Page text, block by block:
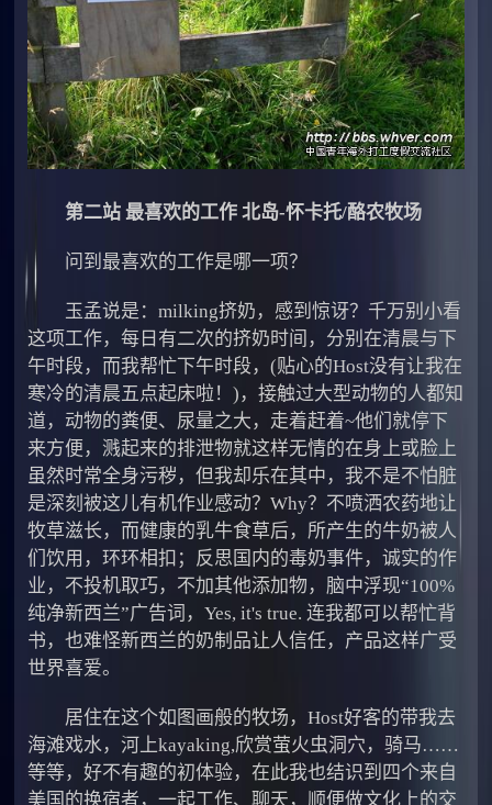
第二站 最喜欢的工作 北岛-怀卡托/酪农牧场
问到最喜欢的工作是哪一项？
玉孟说是：milking挤奶，感到惊讶？千万别小看
这项工作，每日有二次的挤奶时间，分别在清晨与下
午时段，而我帮忙下午时段，(贴心的Host没有让我在
寒冷的清晨五点起床啦！)，接触过大型动物的人都知
道，动物的粪便、尿量之大，走着赶着~他们就停下
来方便，溅起来的排泄物就这样无情的在身上或脸上
虽然时常全身污秽，但我却乐在其中，我不是不怕脏
是深刻被这儿有机作业感动？Why？不喷洒农药地让
牧草滋长，而健康的乳牛食草后，所产生的牛奶被人
们饮用，环环相扣；反思国内的毒奶事件，诚实的作
业，不投机取巧，不加其他添加物，脑中浮现“100%
纯净新西兰”广告词，Yes, it's true. 连我都可以帮忙背
书，也难怪新西兰的奶制品让人信任，产品这样广受
世界喜爱。
居住在这个如图画般的牧场，Host好客的带我去
海滩戏水，河上kayaking,欣赏萤火虫洞穴，骑马……
等等，好不有趣的初体验，在此我也结识到四个来自
美国的换宿者，一起工作、聊天，顺便做文化上的交